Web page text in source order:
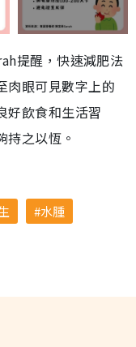
提醒，快速減肥法
肉眼可見數字上的
好飲食和生活習
持之以恆。
水腫